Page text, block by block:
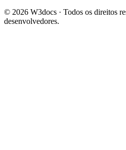
© 2026 W3docs · Todos os direitos
desenvolvedores.